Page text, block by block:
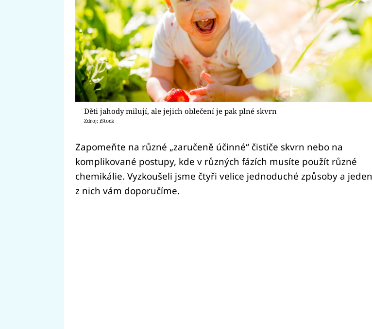
Děti jahody milují, ale jejich oblečení je pak plné skvrn
Zdroj: iStock
Zapomeňte na různé „zaručeně účinné“ čističe skvrn nebo na
komplikované postupy, kde v různých fázích musíte použít různé
chemikálie. Vyzkoušeli jsme čtyři velice jednoduché způsoby a jeden
z nich vám doporučíme.